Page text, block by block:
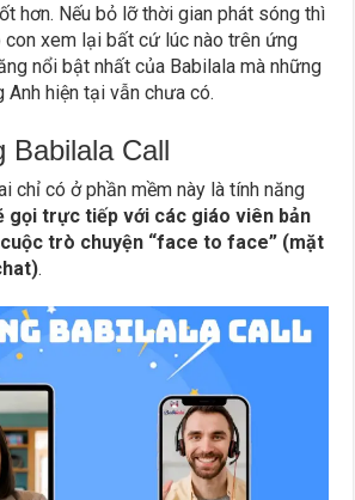
hơn. Nếu bỏ lỡ thời gian phát sóng thì
con xem lại bất cứ lúc nào trên ứng
nổi bật nhất của Babilala mà những
Anh hiện tại vẫn chưa có.
Babilala Call
chỉ có ở phần mềm này là tính năng
gọi trực tiếp với các giáo viên bản
trò chuyện “face to face” (mặt
.